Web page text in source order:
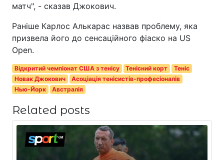
матч", - сказав Джокович.
Раніше Карлос Алькарас назвав проблему, яка
призвела його до сенсаційного фіаско на US
Open.
Відкритий чемпіонат США з тенісу Тенісний корт
Теніс
Новак Джокович
Асоціація тенісистів-професіоналів
Нью-Йорк
Австралія
Related posts